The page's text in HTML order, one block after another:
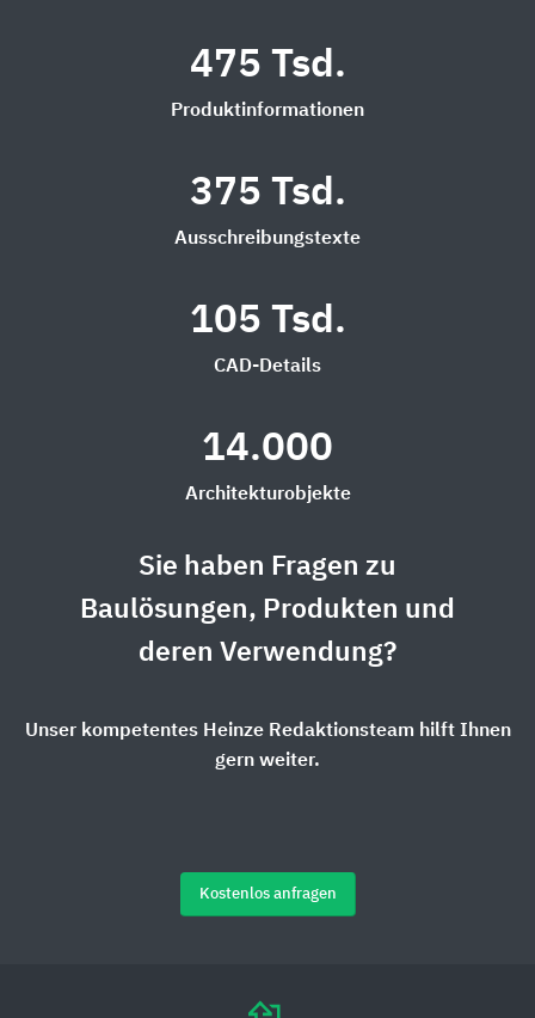
475 Tsd.
Produktinformationen
375 Tsd.
Ausschreibungstexte
105 Tsd.
CAD-Details
14.000
Architekturobjekte
Sie haben Fragen zu
Baulösungen, Produkten und
deren Verwendung?
Unser kompetentes Heinze Redaktionsteam hilft Ihnen
gern weiter.
Kostenlos anfragen